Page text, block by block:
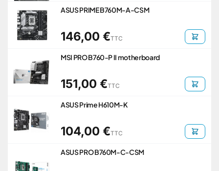
ASUS PRIME B760M-A-CSM
146,00 €TTC
MSI PRO B760-P II motherboard
151,00 €TTC
ASUS Prime H610M-K
104,00 €TTC
ASUS PRO B760M-C-CSM